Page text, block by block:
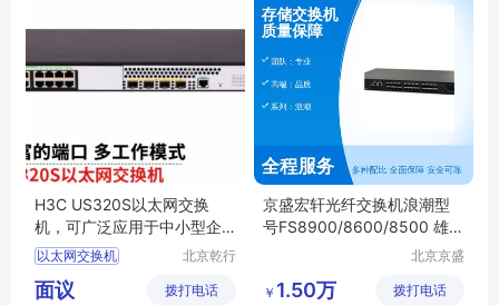
H3C US320S以太网交换
机，可广泛应用于中小型企
业、学校、酒店
以太网交换机
中小型企业
绿色节能设计
北京乾行
有限公司
面议 拨打电话
京盛宏轩光纤交换机浪潮型
号FS8900/8600/8500 雄厚
北京京盛
有限公司
￥ 1.50万 拨打电话